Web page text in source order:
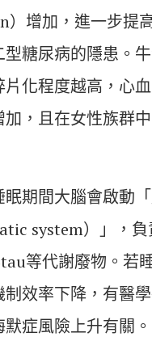
）增加，進一步提
糖尿病的隱患。
片化程度越高，心
加，且在女性族群
眠期間大腦會啟動
system）」，
等代謝廢物。若
效率下降，有醫
症風險上升有關。